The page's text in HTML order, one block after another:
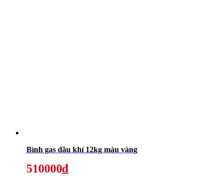
Bình gas dầu khí 12kg màu vàng
510000₫